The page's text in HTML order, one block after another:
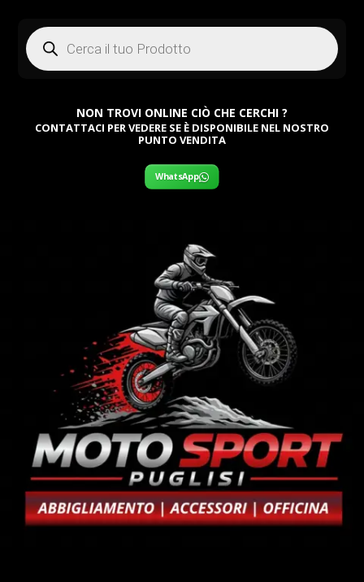
Products
search
NON TROVI ONLINE CIÒ CHE CERCHI ?
CONTATTACI PER VEDERE SE È DISPONIBILE NEL NOSTRO
PUNTO VENDITA
WhatsApp